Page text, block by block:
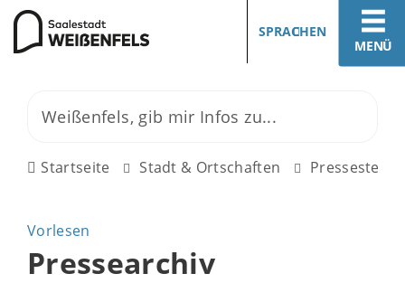
MENÜ
SPRACHEN
Startseite Stadt & Ortschaften Pressestelle
Vorlesen
Pressearchiv